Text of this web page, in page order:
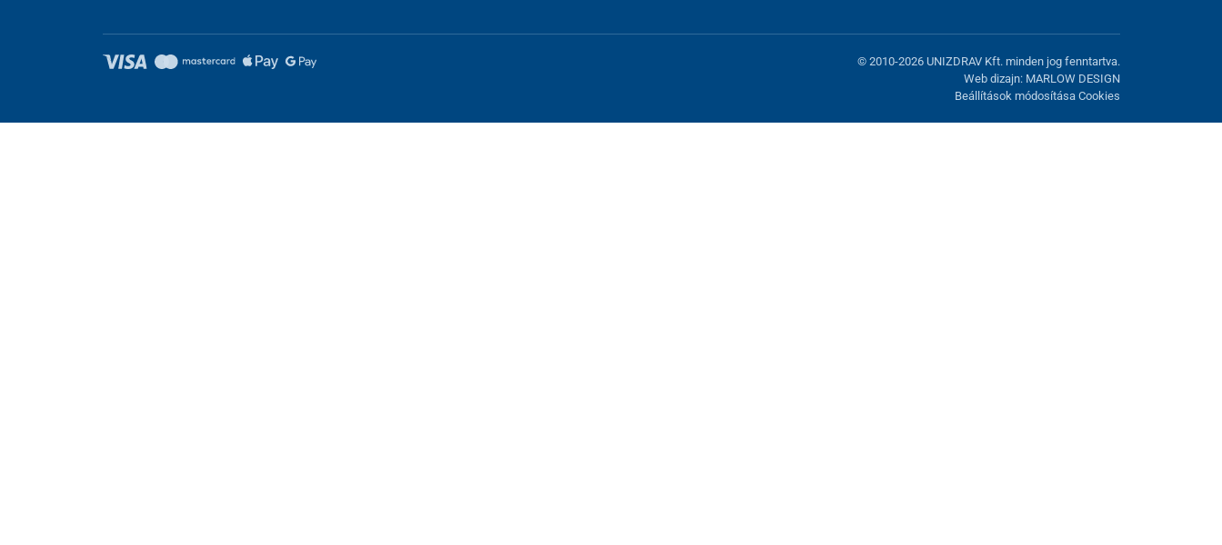
© 2010-2026 UNIZDRAV Kft. minden jog fenntartva.
Web dizajn: MARLOW DESIGN
Beállítások módosítása Cookies